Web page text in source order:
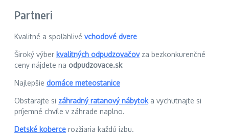
Partneri
Kvalitné a spoľahlivé vchodové dvere
Široký výber kvalitných odpudzovačovza bezkonkurenčné
ceny nájdete na odpudzovace.sk
Najlepšie domáce meteostanice
Obstarajte si záhradný ratanový nábytoka vychutnajte si
príjemné chvíle v záhrade naplno.
Detské koberce rozžiaria každú izbu.